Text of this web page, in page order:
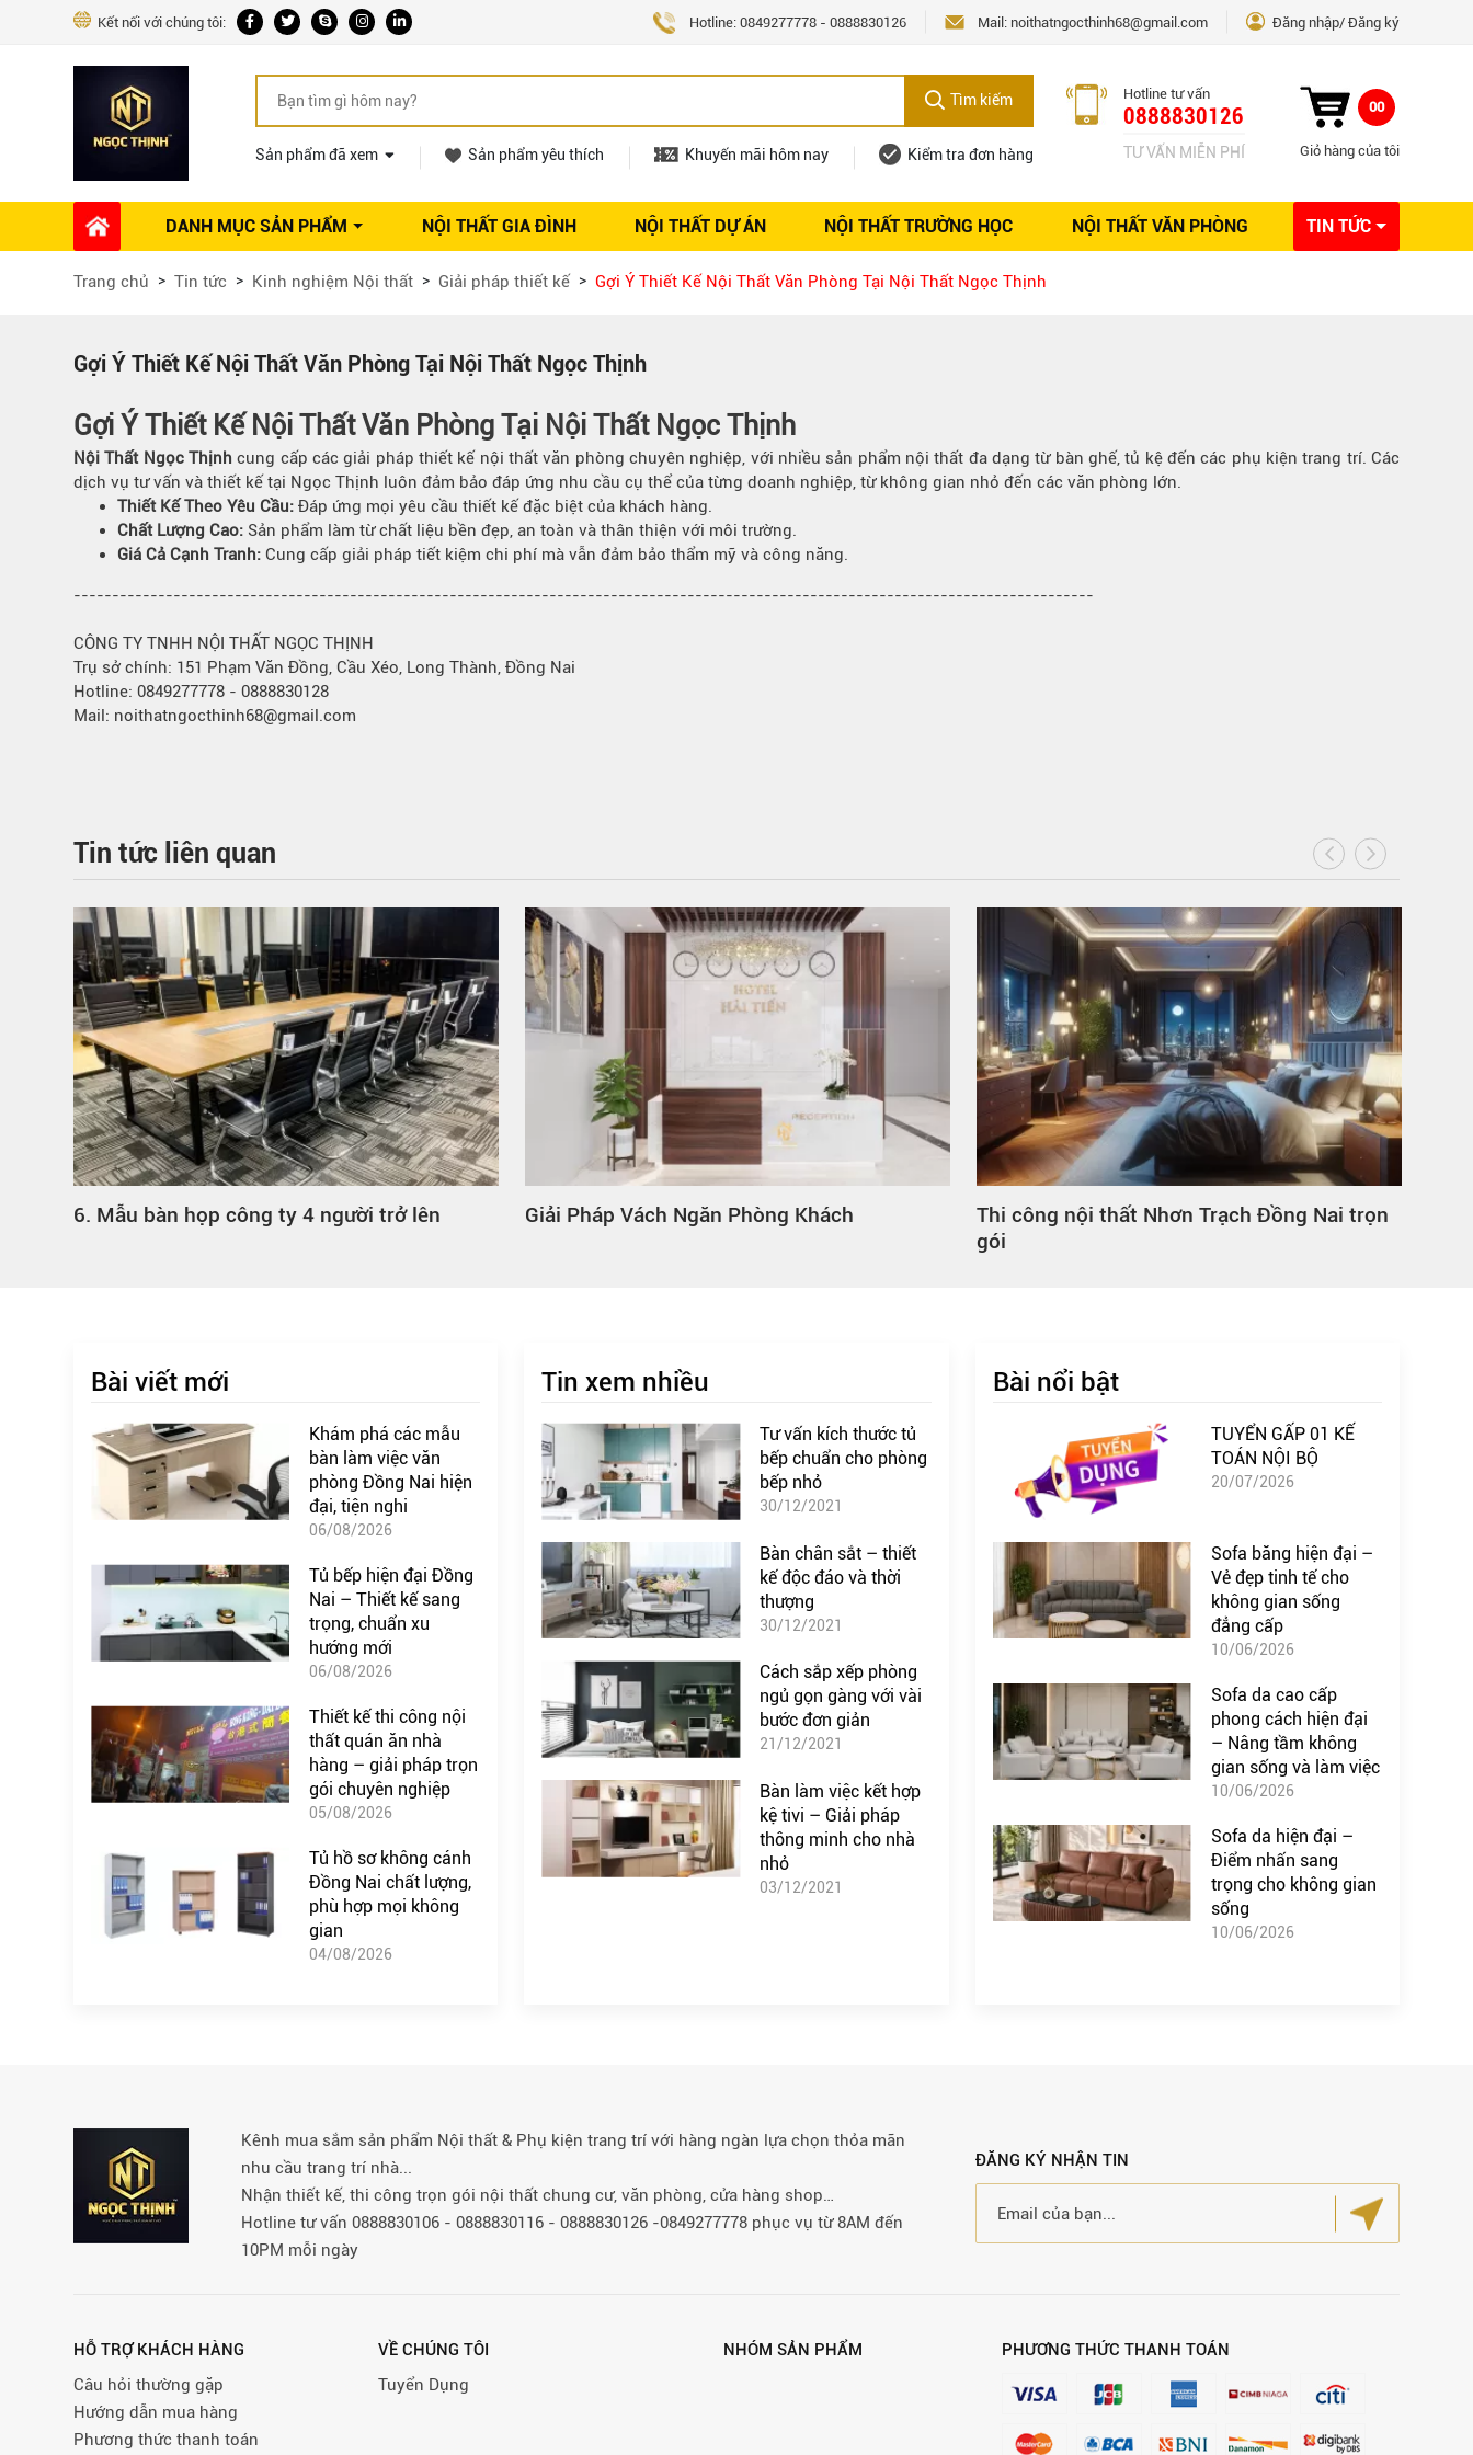
Kết nối với chúng tôi: Hotline: 0849277778 - 0888830126 Mail: noithatngocthinh68@gmail.com Đăng nhập Đăng ký
Tìm kiếm
Sản phẩm đã xem Sản phẩm yêu thích Khuyến mãi hôm nay Kiểm tra đơn hàng
Hotline tư vấn
0888830126
TƯ VẤN MIỄN PHÍ
00
Giỏ hàng của tôi
DANH MỤC SẢN PHẨM
Phụ kiện Nội thất
Ổ khóa tủ
Máy hút mùi
Phụ kiện tủ áo
Phụ kiện tủ bếp trên
Thùng đựng gạo
Bếp từ-Bếp hồng ngoại
Chậu rửa bát
Phụ kiện tủ bếp dưới
Giá để dao thớt
Kệ để chất tẩy rửa
Kệ gia vị
NỘI THẤT GIA ĐÌNH NỘI THẤT DỰ ÁN NỘI THẤT TRƯỜNG HỌC NỘI THẤT VĂN PHÒNG TIN TỨC
Dự án thi công Báo giá Nội thất Tuyển dụng
Trang chủ Tin tức Kinh nghiệm Nội thất Giải pháp thiết kế Gợi Ý Thiết Kế Nội Thất Văn Phòng Tại Nội Thất Ngọc Thịnh
Gợi Ý Thiết Kế Nội Thất Văn Phòng Tại Nội Thất Ngọc Thịnh
Gợi Ý Thiết Kế Nội Thất Văn Phòng Tại Nội Thất Ngọc Thịnh
Nội Thất Ngọc Thịnh cung cấp các giải pháp thiết kế nội thất văn phòng chuyên nghiệp, với nhiều sản phẩm nội thất đa dạng từ bàn ghế, tủ kệ đến các phụ kiện trang trí. Các
dịch vụ tư vấn và thiết kế tại Ngọc Thịnh luôn đảm bảo đáp ứng nhu cầu cụ thể của từng doanh nghiệp, từ không gian nhỏ đến các văn phòng lớn.
Thiết Kế Theo Yêu Cầu: Đáp ứng mọi yêu cầu thiết kế đặc biệt của khách hàng.
Chất Lượng Cao: Sản phẩm làm từ chất liệu bền đẹp, an toàn và thân thiện với môi trường.
Giá Cả Cạnh Tranh: Cung cấp giải pháp tiết kiệm chi phí mà vẫn đảm bảo thẩm mỹ và công năng.
-------------------------------------------------------------------------------------------------------------------------------------
CÔNG TY TNHH NỘI THẤT NGỌC THỊNH
Trụ sở chính: 151 Phạm Văn Đồng, Cầu Xéo, Long Thành, Đồng Nai
Hotline: 0849277778 - 0888830128
Mail: noithatngocthinh68@gmail.com
Tin tức liên quan
6. Mẫu bàn họp công ty 4 người trở lên Giải Pháp Vách Ngăn Phòng Khách
Thi công nội thất Nhơn Trạch Đồng Nai trọn
gói
Bài viết mới
Khám phá các mẫu
bàn làm việc văn
phòng Đồng Nai hiện
đại, tiện nghi
06/08/2026
Tủ bếp hiện đại Đồng
Nai – Thiết kế sang
trọng, chuẩn xu
hướng mới
06/08/2026
Thiết kế thi công nội
thất quán ăn nhà
hàng – giải pháp trọn
gói chuyên nghiệp
05/08/2026
Tủ hồ sơ không cánh
Đồng Nai chất lượng,
phù hợp mọi không
gian
04/08/2026
Tin xem nhiều
Tư vấn kích thước tủ
bếp chuẩn cho phòng
bếp nhỏ
30/12/2021
Bàn chân sắt – thiết
kế độc đáo và thời
thượng
30/12/2021
Cách sắp xếp phòng
ngủ gọn gàng với vài
bước đơn giản
21/12/2021
Bàn làm việc kết hợp
kệ tivi – Giải pháp
thông minh cho nhà
nhỏ
03/12/2021
Bài nổi bật
TUYỂN GẤP 01 KẾ
TOÁN NỘI BỘ
20/07/2026
Sofa băng hiện đại –
Vẻ đẹp tinh tế cho
không gian sống
đẳng cấp
10/06/2026
Sofa da cao cấp
phong cách hiện đại
– Nâng tầm không
gian sống và làm việc
10/06/2026
Sofa da hiện đại –
Điểm nhấn sang
trọng cho không gian
sống
10/06/2026
Kênh mua sắm sản phẩm Nội thất & Phụ kiện trang trí với hàng ngàn lựa chọn thỏa mãn
nhu cầu trang trí nhà...
Nhận thiết kế, thi công trọn gói nội thất chung cư, văn phòng, cửa hàng shop…
Hotline tư vấn 0888830106 - 0888830116 - 0888830126 -0849277778 phục vụ từ 8AM đến
10PM mỗi ngày
ĐĂNG KÝ NHẬN TIN
HỖ TRỢ KHÁCH HÀNG
Câu hỏi thường gặp
Hướng dẫn mua hàng
Phương thức thanh toán
VỀ CHÚNG TÔI
Tuyển Dụng
NHÓM SẢN PHẨM PHƯƠNG THỨC THANH TOÁN